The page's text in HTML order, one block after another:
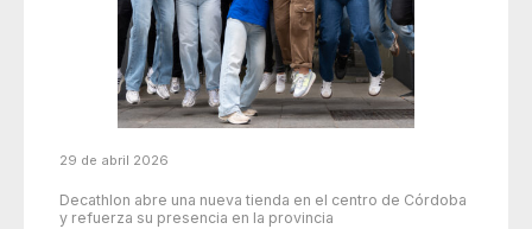
29 de abril 2026
Decathlon abre una nueva tienda en el centro de Córdoba
y refuerza su presencia en la provincia